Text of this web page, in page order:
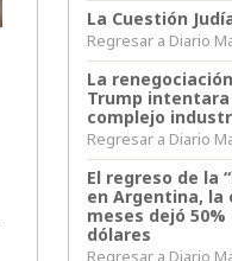
La Cuestión
Regresar a Diario
La
Trump
complejo
Regresar a Diario
El regreso de la
en Argentina, la
meses dejó
dólares
Regresar a Diario